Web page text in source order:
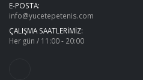
E-POSTA:
info@yucetepetenis.com
ÇALIŞMA SAATLERIMIZ:
Her gün / 11:00 - 20:00